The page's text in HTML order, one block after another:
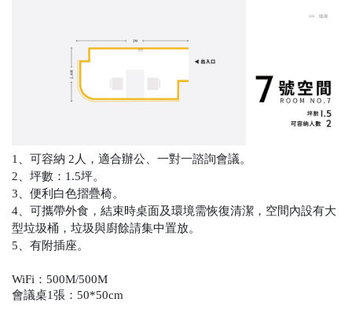
1、可容納 2人，適合辦公、一對一諮詢會議。
2、坪數：1.5坪。
3、便利白色摺疊椅。
4、可攜帶外食，結束時桌面及環境需恢復清潔，空間內設有大
型垃圾桶，垃圾與廚餘請集中置放。
5、有附插座。
WiFi：500M/500M
會議桌1張：50*50cm